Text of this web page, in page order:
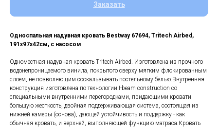
Заказать
Односпальная надувная кровать Bestway 67694, Tritech Airbed,
191х97х42см, с насосом
Одноместная надувная кровать Tritech Airbed. Изготовлена из прочного
водонепроницаемого винила, покрытого сверху мягким флокированным
слоем, не позволяющим соскальзывать постельному белью.Внутренняя
конструкция изготовлена по технологии I-beam construction со
специальными внутренними перегородками, придающими кровати
большую жесткость, двойная поддерживающая система, состоящая из
нижней камеры (основа), дающей устойчивость и поддержку - как
обычная кровать, и верхней, выполняющей функцию матраса.Кровать